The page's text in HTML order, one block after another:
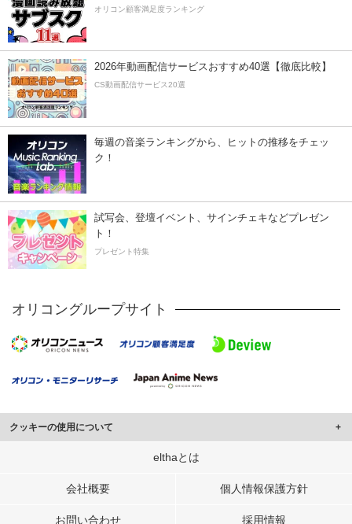
オリコン顧客満足度ランキング
2026年動画配信サービスおすすめ40選【徹底比較】
CS動画配信サービス20選
毎週の音楽ランキングから、ヒットの推移をチェッ
ク！
試写会、登壇イベント、サインチェキなどプレゼン
ト！
プレゼント特集
オリコングループサイト
クッキーの使用について
このサイトでは Cookie を使用して、ユーザーに合わせたコンテンツや広告の
行っています。
メディアや広告配信、データ解析の各パートナーに提供しています。
elthaとは
会社概要 個人情報保護方針
お問い合わせ 採用情報